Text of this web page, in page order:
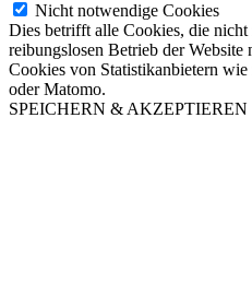
Nicht notwendige Cookies
Dies betrifft alle Cookies, die nicht
reibungslosen Betrieb der
Cookies von Statistikanbietern
oder Matomo.
SPEICHERN & AKZEPTIEREN